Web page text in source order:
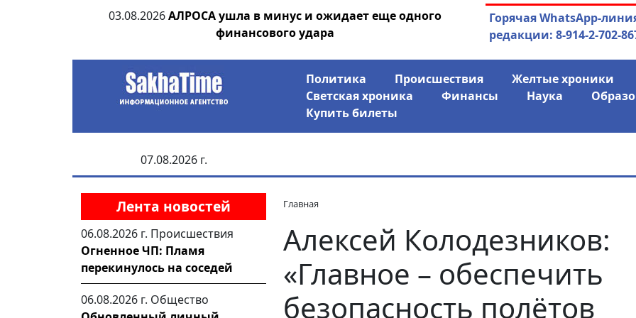
03.08.2026 АЛРОСА ушла в минус и ожидает еще одного
финансового удара
04.08.2026Маринычев у
Горячая WhatsApp-
редакции: 8-914-2-702-
Политика Происшествия Желтые хроники
Светская хроника
Финансы Наука
Купить билеты
07.08.2026 г.
Лента новостей
06.08.2026 г. Происшествия
Огненное ЧП: Пламя
перекинулось на соседей
06.08.2026 г. Общество
Главная
Алексей Колодезников:
«Главное – обеспечить
безопасность полётов